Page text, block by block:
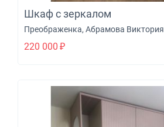
Шкаф с зеркалом
Преображенка, Абрамова Виктория
220 000 ₽